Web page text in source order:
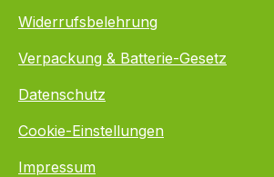
Widerrufsbelehrung
Verpackung & Batterie-Gesetz
Datenschutz
Cookie-Einstellungen
Impressum